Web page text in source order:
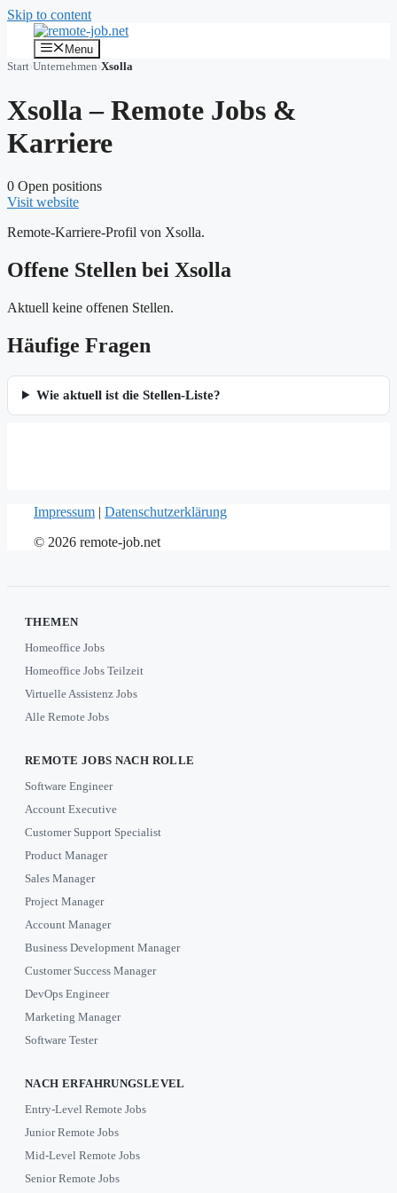
Skip to content
Menu
Start›Unternehmen›Xsolla
Xsolla – Remote Jobs &
Karriere
0 Open positions
Visit website
Remote-Karriere-Profil von Xsolla.
Offene Stellen bei Xsolla
Aktuell keine offenen Stellen.
Häufige Fragen
Wie aktuell ist die Stellen-Liste?
Impressum | Datenschutzerklärung
© 2026 remote-job.net
THEMEN
Homeoffice Jobs
Homeoffice Jobs Teilzeit
Virtuelle Assistenz Jobs
Alle Remote Jobs
REMOTE JOBS NACH ROLLE
Software Engineer
Account Executive
Customer Support Specialist
Product Manager
Sales Manager
Project Manager
Account Manager
Business Development Manager
Customer Success Manager
DevOps Engineer
Marketing Manager
Software Tester
NACH ERFAHRUNGSLEVEL
Entry-Level Remote Jobs
Junior Remote Jobs
Mid-Level Remote Jobs
Senior Remote Jobs